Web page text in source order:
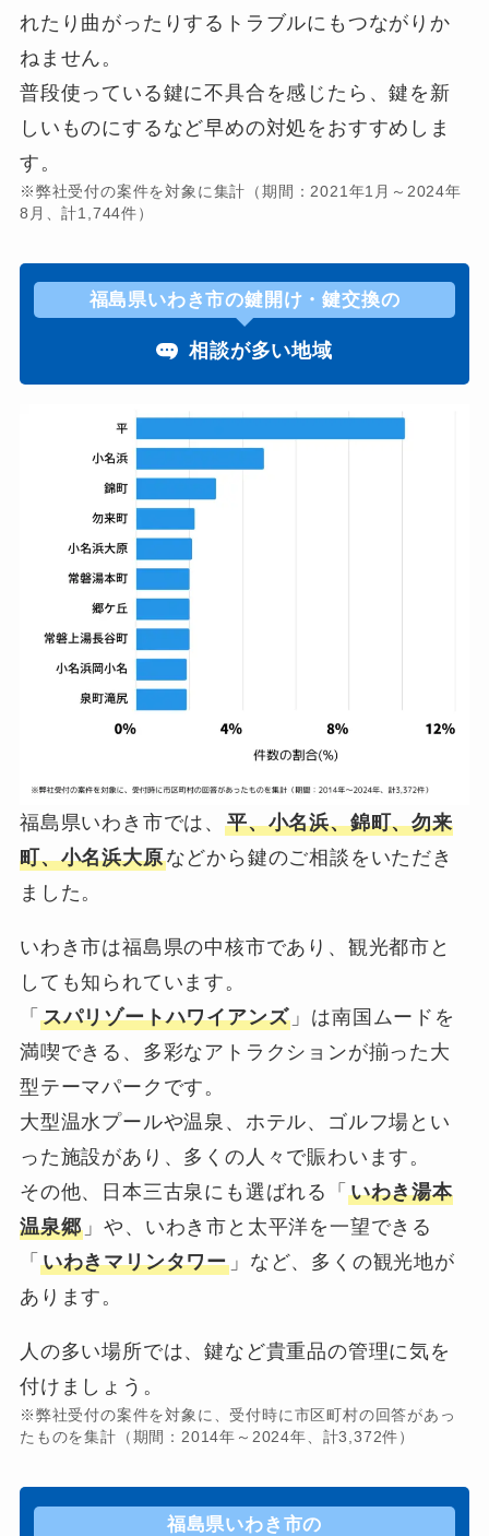
れたり曲がったりするトラブルにもつながりか
ねません。
普段使っている鍵に不具合を感じたら、鍵を新
しいものにするなど早めの対処をおすすめしま
す。
※弊社受付の案件を対象に集計（期間：2021年1月～2024年
8月、計1,744件）
福島県いわき市の鍵開け・鍵交換の
相談が多い地域
福島県いわき市では、 平、小名浜、錦町、勿来
町、小名浜大原などから鍵のご相談をいただき
ました。
いわき市は福島県の中核市であり、観光都市と
しても知られています。
「 スパリゾートハワイアンズ 」は南国ムードを
満喫できる、多彩なアトラクションが揃った大
型テーマパークです。
大型温水プールや温泉、ホテル、ゴルフ場とい
った施設があり、多くの人々で賑わいます。
その他、日本三古泉にも選ばれる「 いわき湯本
温泉郷 」や、いわき市と太平洋を一望できる
「 いわきマリンタワー」など、多くの観光地が
あります。
人の多い場所では、鍵など貴重品の管理に気を
付けましょう。
※弊社受付の案件を対象に、受付時に市区町村の回答があっ
たものを集計（期間：2014年～2024年、計3,372件）
福島県いわき市の